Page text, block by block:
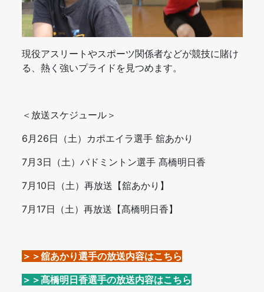
現役アスリートやスポーツ関係者などが競技に賭け
る、熱く強いプライドを見つめます。
＜放送スケジュール＞
6月26日（土）カポエイラ選手 舘あかり
7月3日（土）バドミントン選手 髙橋明日香
7月10日（土）再放送【舘あかり】
7月17日（土）再放送【髙橋明日香】
＞＞舘あかり選手の放送内容はこちら
＞＞髙橋明日香選手の放送内容はこちら